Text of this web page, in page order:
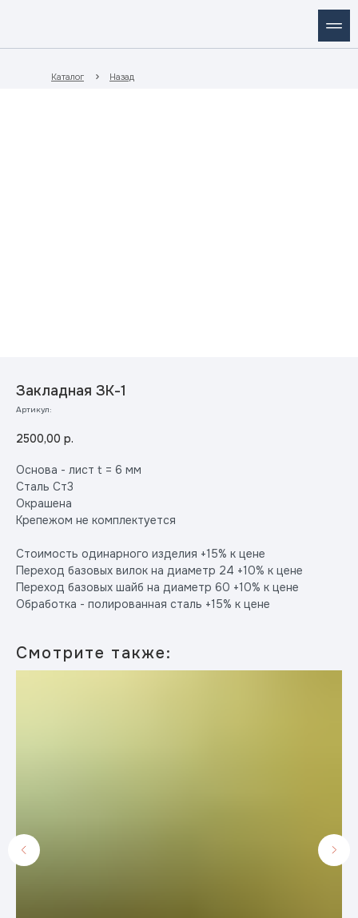
Каталог Назад
Закладная ЗК-1
Артикул:
2500,00 р.
Основа - лист t = 6 мм
Сталь Ст3
Окрашена
Крепежом не комплектуется
Стоимость одинарного изделия +15% к цене
Переход базовых вилок на диаметр 24 +10% к цене
Переход базовых шайб на диаметр 60 +10% к цене
Обработка - полированная сталь +15% к цене
Смотрите также: